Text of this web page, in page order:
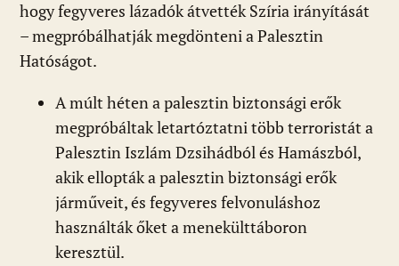
hogy fegyveres lázadók átvették Szíria irányítását
– megpróbálhatják megdönteni a Palesztin
Hatóságot.
A múlt héten a palesztin biztonsági erők
megpróbáltak letartóztatni több terroristát a
Palesztin Iszlám Dzsihádból és Hamászból,
akik ellopták a palesztin biztonsági erők
járműveit, és fegyveres felvonuláshoz
használták őket a menekülttáboron
keresztül.